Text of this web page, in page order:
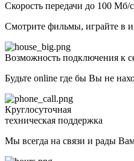
Скорость передачи до 100 Мб/с
Смотрите фильмы, играйте в
Возможность подключения к
Будьте online где бы Вы не
Круглосуточная
техническая поддержка
Мы всегда на связи и рады